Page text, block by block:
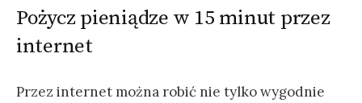
Pożycz pieniądze w 15 minut przez
internet
Przez internet można robić nie tylko wygodnie